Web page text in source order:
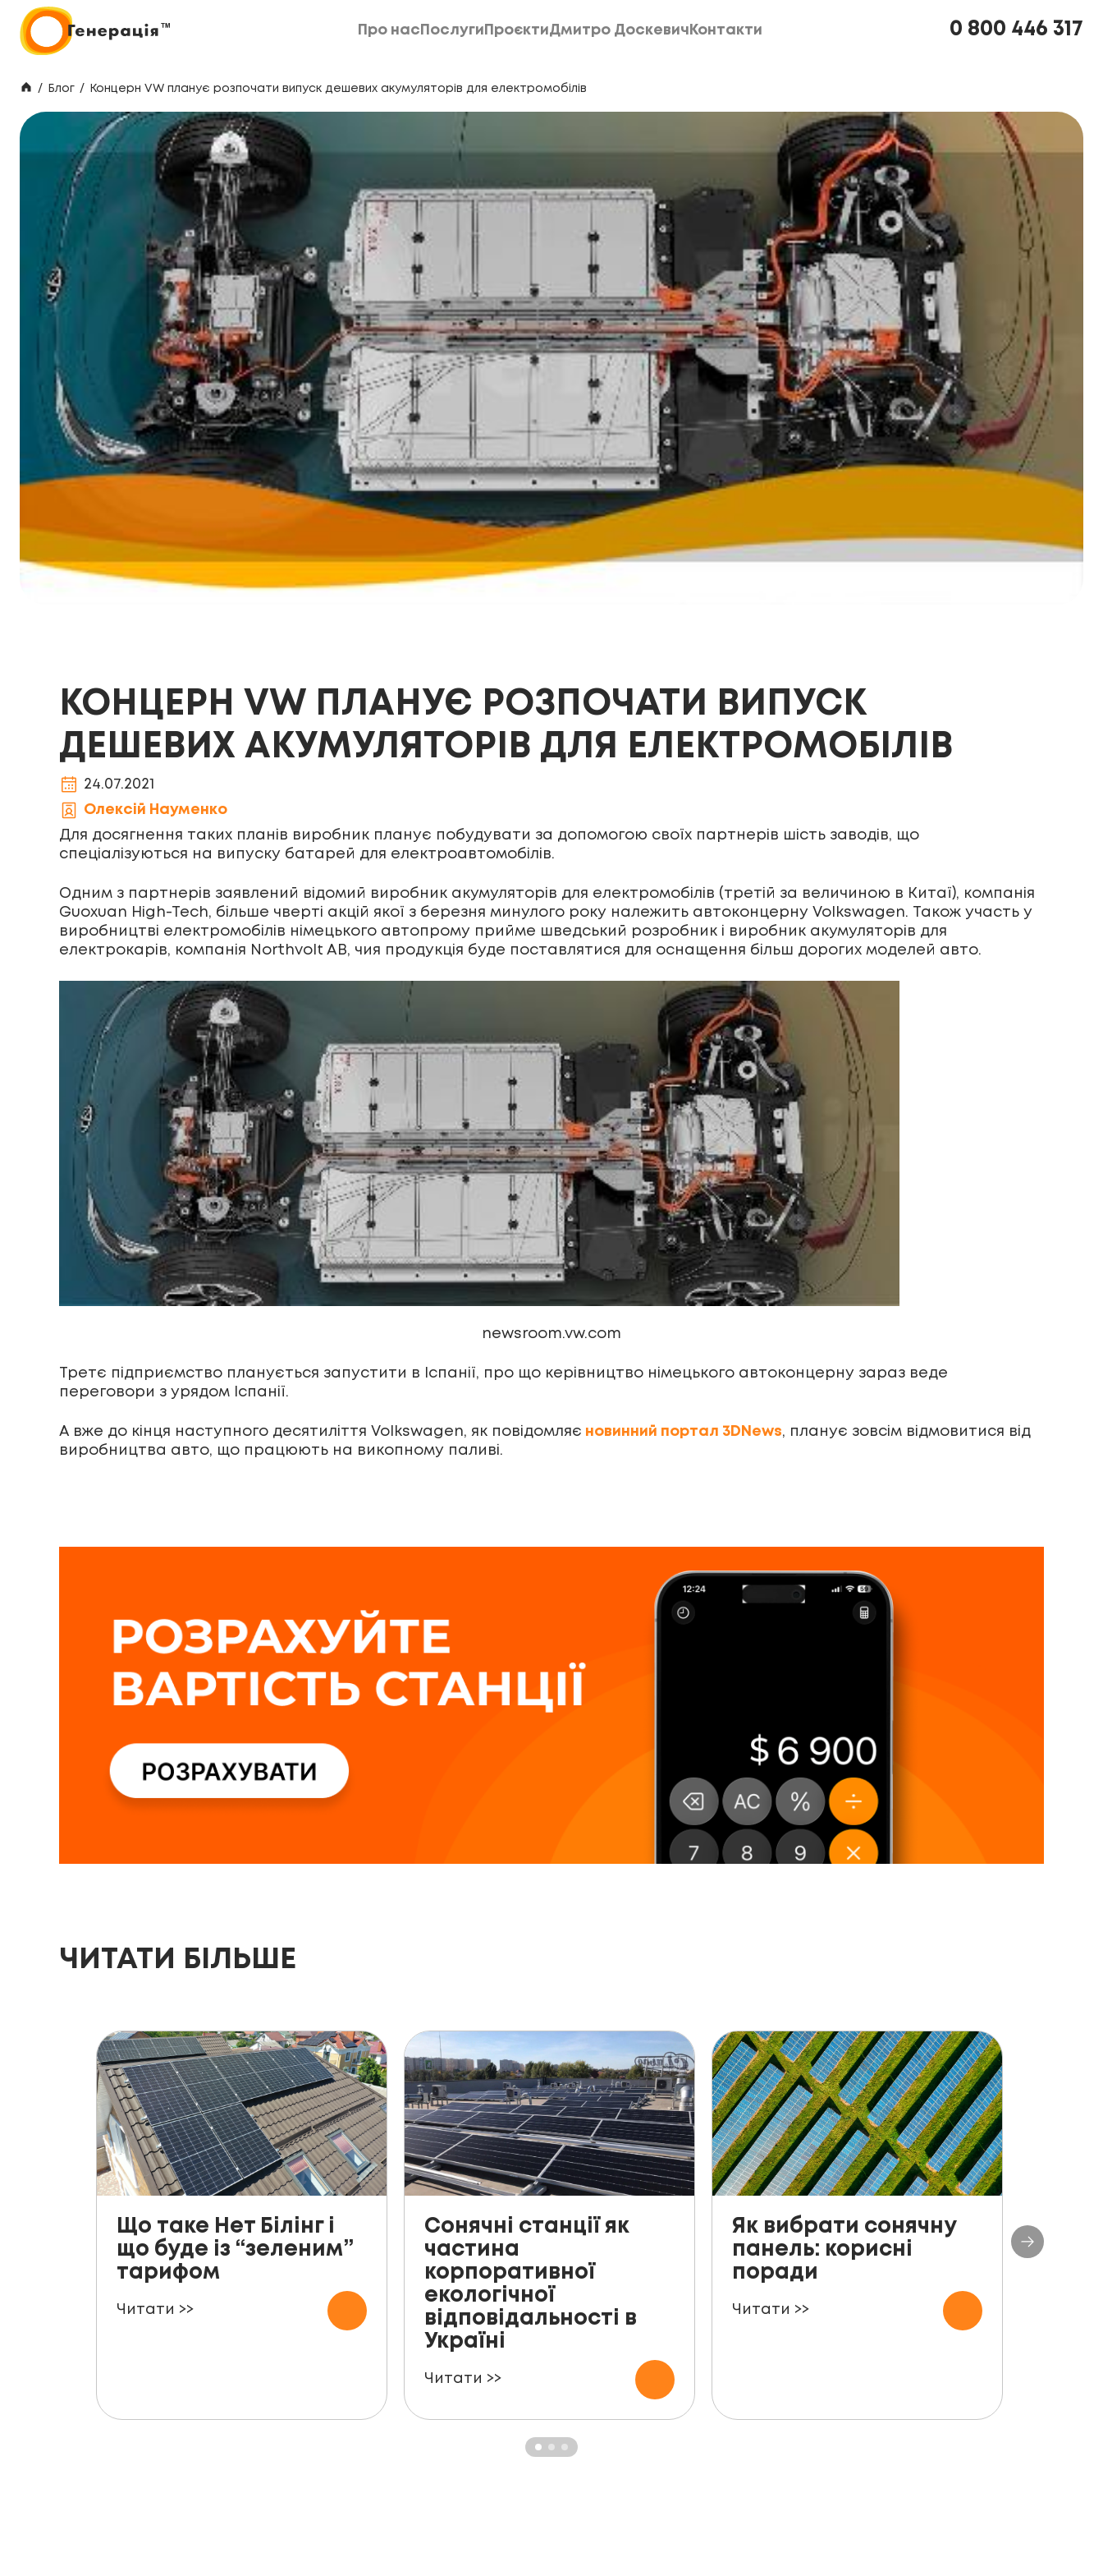
Про нас Послуги ПроєктиДмитро Доскевич Контакти
0 800 446 317
/ Блог / Концерн VW планує розпочати випуск дешевих акумуляторів для електромобілів
КОНЦЕРН VW ПЛАНУЄ РОЗПОЧАТИ ВИПУСК
ДЕШЕВИХ АКУМУЛЯТОРІВ ДЛЯ ЕЛЕКТРОМОБІЛІВ
24.07.2021
Олексій Науменко
Для досягнення таких планів виробник планує побудувати за допомогою своїх партнерів шість заводів, що
спеціалізуються на випуску батарей для електроавтомобілів.
Одним з партнерів заявлений відомий виробник акумуляторів для електромобілів (третій за величиною в Китаї), компанія
Guoxuan High-Tech, більше чверті акцій якої з березня минулого року належить автоконцерну Volkswagen. Також участь у
виробництві електромобілів німецького автопрому прийме шведський розробник і виробник акумуляторів для
електрокарів, компанія Northvolt AB, чия продукція буде поставлятися для оснащення більш дорогих моделей авто.
newsroom.vw.com
Третє підприємство планується запустити в Іспанії, про що керівництво німецького автоконцерну зараз веде
переговори з урядом Іспанії.
А вже до кінця наступного десятиліття Volkswagen, як повідомляє новинний портал 3DNews, планує зовсім відмовитися від
виробництва авто, що працюють на викопному паливі.
ЧИТАТИ БІЛЬШЕ
Що таке Нет Білінг і
що буде із “зеленим”
тарифом
Читати >>
Сонячні станції як
частина
корпоративної
екологічної
відповідальності в
Україні
Читати >>
Як вибрати сонячну
панель: корисні
поради
Читати >>
До